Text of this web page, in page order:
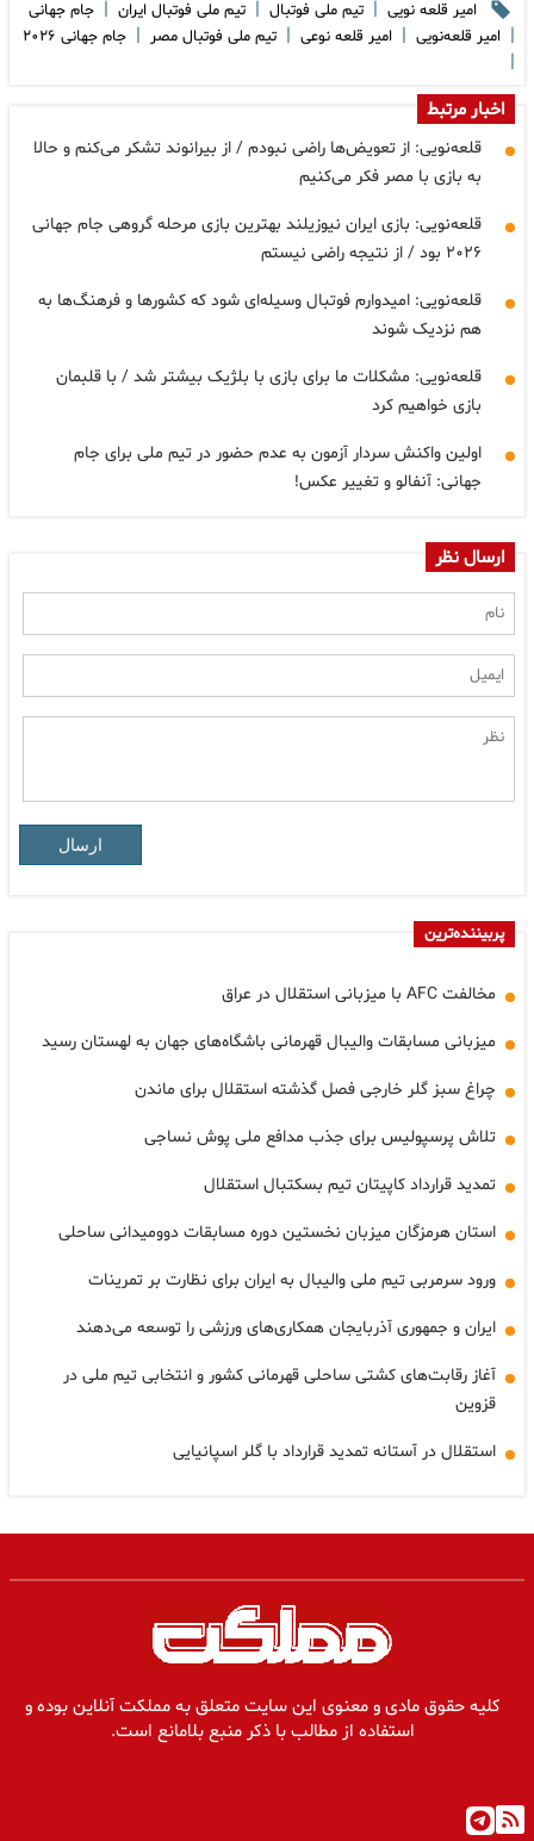
امیر قلعه نویی | تیم ملی فوتبال | تیم ملی فوتبال ایران | جام جهانی
| امیر قلعه‌نویی | امیر قلعه نوعی | تیم ملی فوتبال مصر | جام جهانی ۲۰۲۶
|
اخبار مرتبط
قلعه‌نویی: از تعویض‌ها راضی نبودم / از بیرانوند تشکر می‌کنم و حالا
به بازی با مصر فکر می‌کنیم
قلعه‌نویی: بازی ایران نیوزیلند بهترین بازی مرحله گروهی جام جهانی
۲۰۲۶ بود / از نتیجه راضی نیستم
قلعه‌نویی: امیدوارم فوتبال وسیله‌ای شود که کشورها و فرهنگ‌ها به
هم نزدیک شوند
قلعه‌نویی: مشکلات ما برای بازی با بلژیک بیشتر شد / با قلبمان
بازی خواهیم کرد
اولین واکنش سردار آزمون به عدم حضور در تیم ملی برای جام
جهانی: آنفالو و تغییر عکس!
ارسال نظر
ارسال
پربیننده‌ترین
مخالفت AFC با میزبانی استقلال در عراق
میزبانی مسابقات والیبال قهرمانی باشگاه‌های جهان به لهستان رسید
چراغ سبز گلر خارجی فصل گذشته استقلال برای ماندن
تلاش پرسپولیس برای جذب مدافع ملی پوش نساجی
تمدید قرارداد کاپیتان تیم بسکتبال استقلال
استان هرمزگان میزبان نخستین دوره مسابقات دوومیدانی ساحلی
ورود سرمربی تیم ملی والیبال به ایران برای نظارت بر تمرینات
ایران و جمهوری آذربایجان همکاری‌های ورزشی را توسعه می‌دهند
آغاز رقابت‌های کشتی ساحلی قهرمانی کشور و انتخابی تیم ملی در
قزوین
استقلال در آستانه تمدید قرارداد با گلر اسپانیایی
کلیه حقوق مادی و معنوی این سایت متعلق به مملکت آنلاین بوده و
استفاده از مطالب با ذکر منبع بلامانع است.